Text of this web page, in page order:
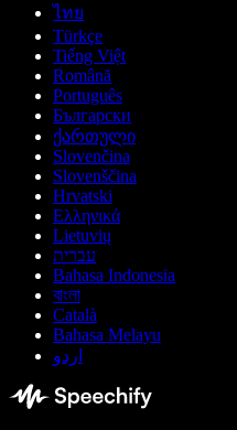
ไทย
Türkçe
Tiếng Việt
Română
Português
Български
ქართული
Slovenčina
Slovenščina
Hrvatski
Ελληνικά
Lietuvių
עברית
Bahasa Indonesia
বাংলা
Català
Bahasa Melayu
اردو